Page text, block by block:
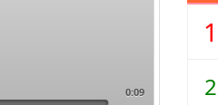
0:09
1
2